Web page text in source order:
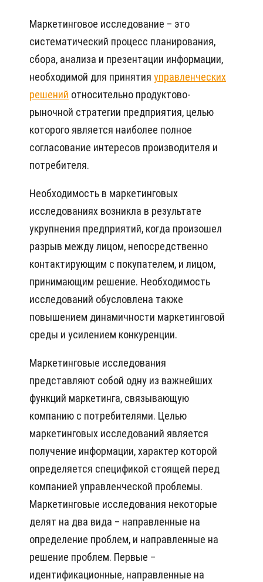
Маркетинговое исследование – это
систематический процесс планирования,
сбора, анализа и презентации информации,
необходимой для принятия управленческих
решений относительно продуктово-
рыночной стратегии предприятия, целью
которого является наиболее полное
согласование интересов производителя и
потребителя.
Необходимость в маркетинговых
исследованиях возникла в результате
укрупнения предприятий, когда произошел
разрыв между лицом, непосредственно
контактирующим с покупателем, и лицом,
принимающим решение. Необходимость
исследований обусловлена также
повышением динамичности маркетинговой
среды и усилением конкуренции.
Маркетинговые исследования
представляют собой одну из важнейших
функций маркетинга, связывающую
компанию с потребителями. Целью
маркетинговых исследований является
получение информации, характер которой
определяется спецификой стоящей перед
компанией управленческой проблемы.
Маркетинговые исследования некоторые
делят на два вида – направленные на
определение проблем, и направленные на
решение проблем. Первые –
идентификационные, направленные на